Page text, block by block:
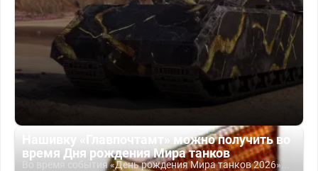
Нашивку «Главпочтамт» можно получить во
время Дня рождения Мира танков
Во время события «День рождения Мира танков 2026»...